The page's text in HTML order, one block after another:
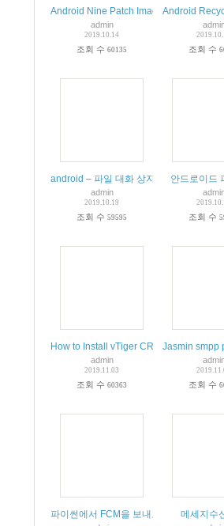
Android Nine Patch Image Example
admin
2019.10.14
조회 수 60135
Android
조회 수
android – 파일 대화 상자 선택
admin
2019.10.19
조회 수 59595
안드로이드
조회 수
How to Install vTiger CRM on Ubuntu
admin
2019.11.03
조회 수 60363
Jasmin smpp
조회 수
파이썬에서 FCM을 보내보자. 메세지수